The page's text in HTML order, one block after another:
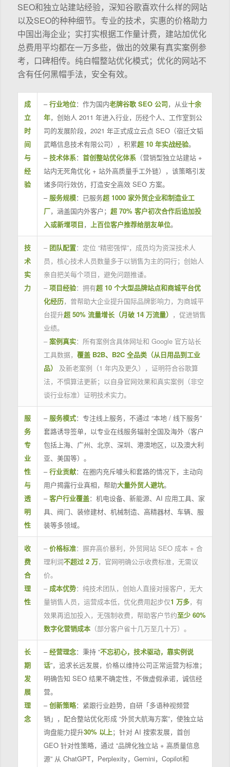
SEO和独立站建站经验，深知谷歌喜欢什么样的网站
以及SEO的种种细节。专业的技术，实惠的价格助力
中国出海企业；实打实根据工作量计费，建站加优化
总费用平均都在一万多些，做出的效果有真实案例参
考，口碑相传。纯白帽整站优化模式；优化的网站不
含有任何黑帽手法，安全有效。
成
立
时
间
与
经
验
–行业地位：作为国内老牌谷歌 SEO 公司，从业十余
年，创始人 2011 年进入行业，历经个人、工作室到公
司的发展阶段，2021 年正式成立云点 SEO（宿迁文韬
武略信息技术有限公司），积累超 10 年实战经验。
–技术体系： 首创整站优化体系（营销型独立站建站 +
站内无死角优化 + 站外高质量手工外链），该策略引发
诸多同行效仿，打造安全高效 SEO 方案。
– 服务规模：已服务超 1000 家外贸企业和制造业工
厂，涵盖国内外客户； 超 70% 客户初次合作后追加投
入或新增项目， 上百位客户推荐给朋友单位。
技
术
实
力
– 团队配置：定位 “精密强悍”，成员均为资深技术人
员，核心技术人员数量多于以销售为主的同行；创始人
亲自把关每个项目，避免问题推诿。
– 项目经验：拥有超 10 个大型品牌站点和商城平台优
化经历，曾帮助大企业提升国际品牌影响力，为商城平
台提升超 50% 流量增长（月破 14 万流量） ，促进销售
业绩。
– 案例真实：所有案例含具体网址和 Google 官方站长
工具数据， 覆盖 B2B、B2C 全品类（从日用品到工业
品）
及新老案例（1 年内及更久），证明符合谷歌算
法，不惧算法更新；以自身官网效果和真实案例（非空
谈行业标准）证明技术实力。
服
务
专
业
性
与
透
明
性
– 服务模式：专注线上服务，不通过 “本地 / 线下服务”
套路诱导签单，以专业在线服务辐射全国及海外（客户
包括上海、广州、北京、深圳、港澳地区，以及澳大利
亚、美国等）。
–行业贡献：在圈内充斥噱头和套路的情况下，主动向
用户揭露行业真相，帮助大量外贸人避坑。
–客户行业覆盖：机电设备、新能源、AI 应用工具、家
具、阀门、装修建材、机械制造、高精器材、车辆、服
装等多领域。
收
费
合
理
性
– 价格标准：摒弃高价暴利，外贸网站 SEO 成本 + 合
理利润不超过 2 万，官网明确公示收费标准，无需议
价。
– 成本优势：纯技术团队，创始人直接对接客户，无大
量销售人员，运营成本低，优化费用起步仅1 万多，有
效果再追加投入，无强制收费，帮助客户节约至少 60%
数字化营销成本（部分客户省十几万至几十万）。
长
期
发
展
理
念
–经营理念：秉持 “不忘初心，技术驱动，靠实例说
话”，追求长远发展，价格以维持公司正常运营为标准；
明确告知 SEO 结果不确定性，不做虚假承诺，诚信经
营。
–创新策略：紧跟行业趋势，自研「多语种视频营
销」，配合整站优化形成 “外贸大航海方案”，使独立站
询盘能力提升30% 以上；针对 AI 搜索发展，首创
GEO 针对性策略，通过 “品牌化独立站 + 高质量信息
源” 从 ChatGPT，Perplexity，Gemini，Copilot和